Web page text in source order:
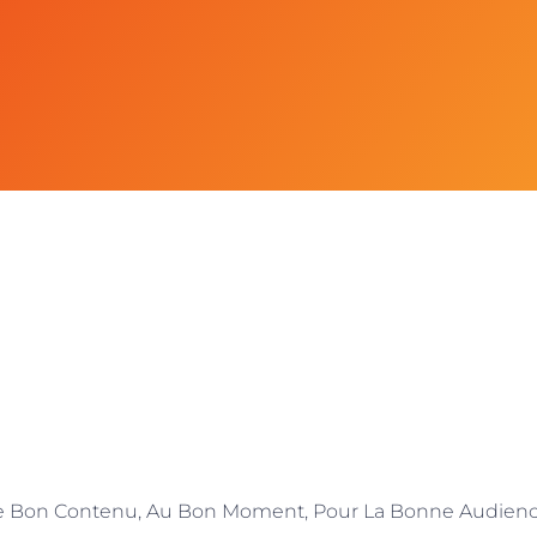
Bon Contenu, Au Bon Moment, Pour La Bonne